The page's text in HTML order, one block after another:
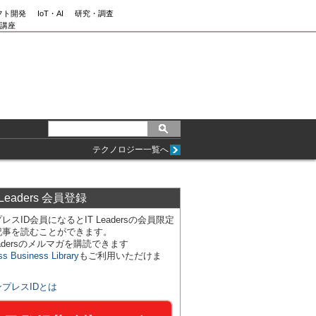
ト開発 IoT・AI
研究・調査
座
テクノロジー一覧へ
会員登録
スID会員になるとIT Leadersの会員限定
を読むことができます。
のメルマガを購読できます
Business Libraryもご利用いただけま
プレスIDとは